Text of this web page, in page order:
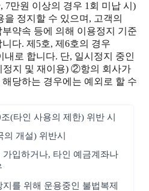
7만원 이상의 경우 1회 미납 시)
정지할 수 있으며, 고객의
약속 등에 의해 이용정지 기준
다. 제5호, 제6호의 경우
내로 합니다. 단, 일시정지 중인
정지 및 재이용) ②항의 회사가
당하는 경우에는 예외로 할 수
(타인 사용의 제한) 위반 시
개설) 위반시
입하거나, 타인 예금계좌나
를 위해 운용중인 불법복제